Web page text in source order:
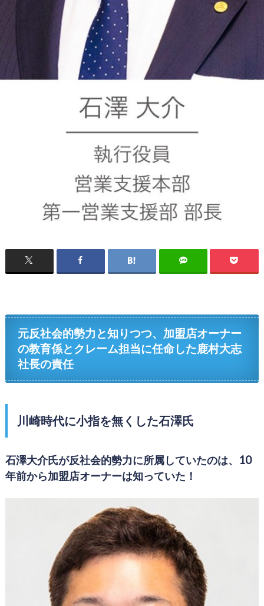
元反社会的勢力と知りつつ、加盟店オーナー
の教育係とクレーム担当に任命した鹿村大志
社長の責任
川崎時代に小指を無くした石澤氏
石澤大介氏が反社会的勢力に所属していたのは、10
年前から加盟店オーナーは知っていた！